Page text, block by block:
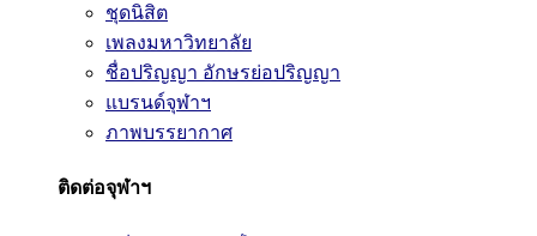
ชุดนิสิต
เพลงมหาวิทยาลัย
ชื่อปริญญา อักษรย่อปริญญา
แบรนด์จุฬาฯ
ภาพบรรยากาศ
ติดต่อจุฬาฯ